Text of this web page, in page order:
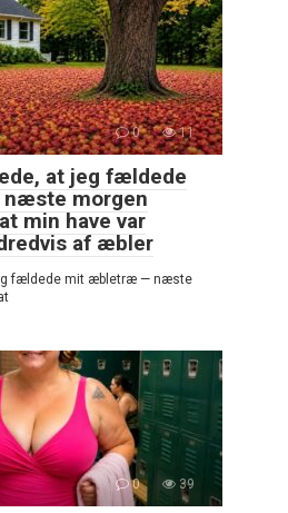
0 11
at jeg fældede
morgen
min have var
af æbler
fældede mit æbletræ — næste
0 39